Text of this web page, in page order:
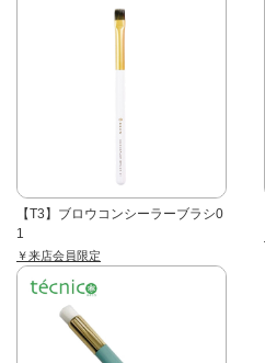
【T3】ブロウコンシーラーブラシ0
1
￥来店会員限定